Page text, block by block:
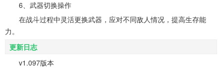
6、武器切换操作
在战斗过程中灵活更换武器，应对不同敌人情况，提高生存能
力。
更新日志
v1.097版本